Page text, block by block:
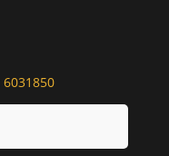
6031850